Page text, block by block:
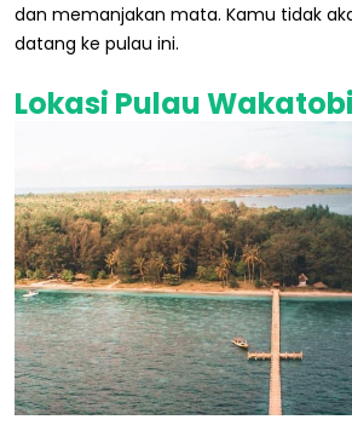
dan memanjakan mata. Kamu tidak
datang ke pulau ini.
Lokasi Pulau Wakatobi